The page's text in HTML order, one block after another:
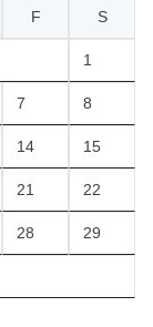
F S
1
7 8
14 15
21 22
28 29